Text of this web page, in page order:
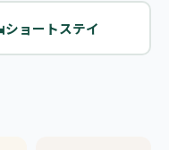
ショートステイ